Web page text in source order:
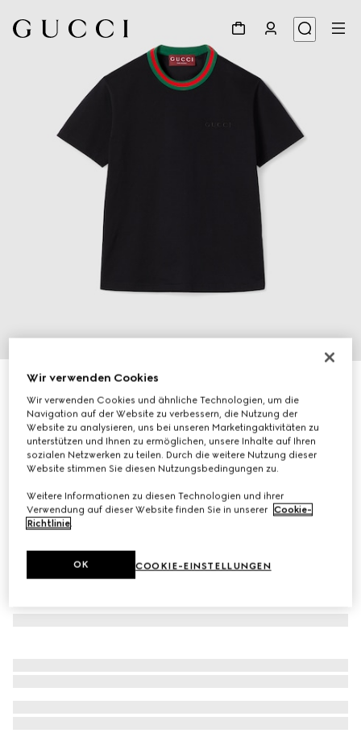
T-Shirt aus Baumwolljersey
€ 450
Variantenschwarz
Wir verwenden Cookies
Wir verwenden Cookies und ähnliche Technologien, um die
Navigation auf der Website zu verbessern, die Nutzung der
Website zu analysieren, uns bei unseren Marketingaktivitäten zu
unterstützen und Ihnen zu ermöglichen, unsere Inhalte auf Ihren
sozialen Netzwerken zu teilen. Durch die weitere Nutzung dieser
Website stimmen Sie diesen Nutzungsbedingungen zu.
Weitere Informationen zu diesen Technologien und ihrer
Verwendung auf dieser Website finden Sie in unserer Cookie-
Richtlinie.
COOKIE-EINSTELLUNGEN
OK